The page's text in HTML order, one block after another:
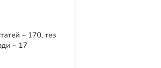
– 170, тез
– 17